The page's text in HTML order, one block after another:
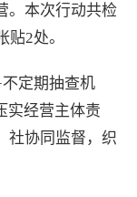
。本次行动共检
2处。
定期抽查机
实经营主体责
社协同监督，织